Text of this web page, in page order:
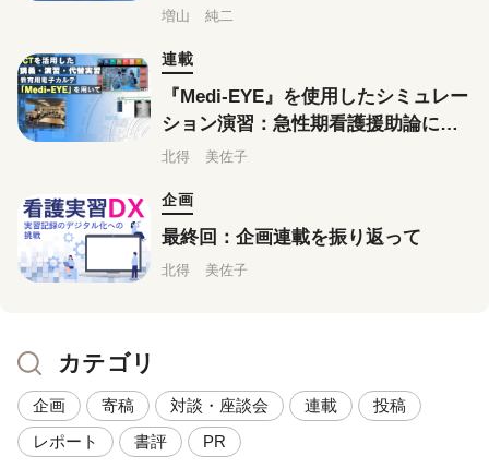
増山 純二
連載
『Medi-EYE』を使用したシミュレー
ション演習：急性期看護援助論にお
いて
北得 美佐子
企画
最終回：企画連載を振り返って
北得 美佐子
カテゴリ
企画 寄稿 対談・座談会 連載
投稿
レポート
書評 PR